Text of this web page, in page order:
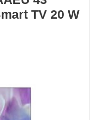
TV 20 W